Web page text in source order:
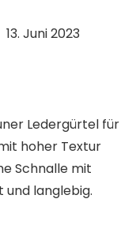
von Amazon.de seit ‏ : ‎ 13. Juni 2023
Ledergürtel für
hoher Textur
Schnalle mit
langlebig.